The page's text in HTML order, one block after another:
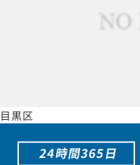
目黒区
24時間365日